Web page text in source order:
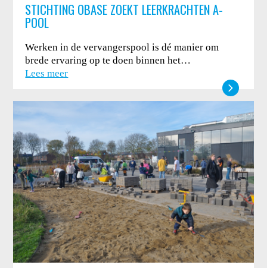
STICHTING OBASE ZOEKT LEERKRACHTEN A-
POOL
Werken in de vervangerspool is dé manier om
brede ervaring op te doen binnen het…
Lees meer